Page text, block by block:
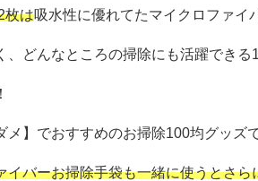
枚は吸水性に優れてたマイクロファイ
どんなところの掃除にも活躍できる
】でおすすめのお掃除100均グッズ
イバーお掃除手袋も一緒に使うとさ